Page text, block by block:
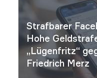
unmittelbare
München I (LG
Strafbarer
Hohe
„Lügenfritz“
Friedrich Merz